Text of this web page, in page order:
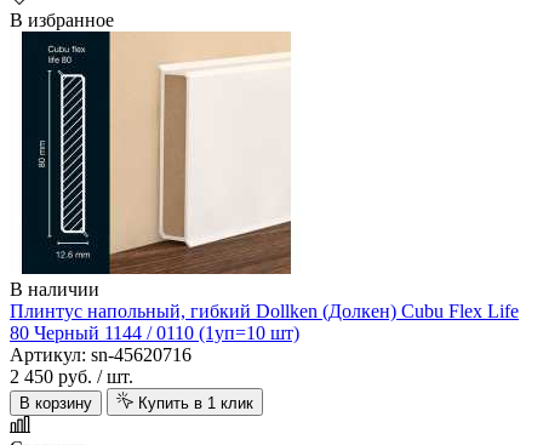
В избранное
В наличии
Плинтус напольный, гибкий Dollken (Долкен) Cubu Flex Life
80 Черный 1144 / 0110 (1уп=10 шт)
Артикул: sn-45620716
2 450 руб. / шт.
В корзину Купить в 1 клик